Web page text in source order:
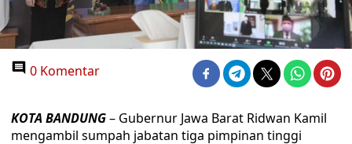
0 Komentar
KOTA BANDUNG– Gubernur Jawa Barat Ridwan Kamil
mengambil sumpah jabatan tiga pimpinan tinggi